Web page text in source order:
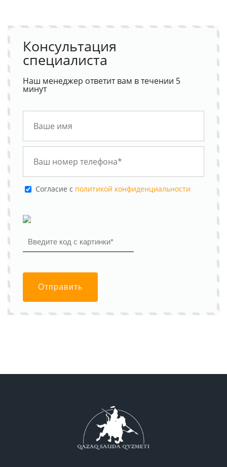
Консультация
специалиста
Наш менеджер ответит вам в течении 5
минут
Cогласие с политикой конфиденциальности
Отправить